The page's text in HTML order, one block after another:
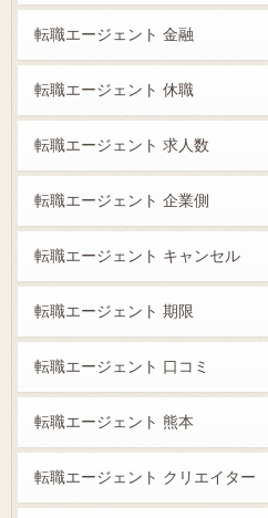
転職エージェント 金融
転職エージェント 休職
転職エージェント 求人数
転職エージェント 企業側
転職エージェント キャンセル
転職エージェント 期限
転職エージェント 口コミ
転職エージェント 熊本
転職エージェント クリエイター